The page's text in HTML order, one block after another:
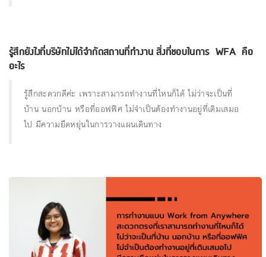
รู้สึกยังไงที่บริษัทไม่ได้จํากัดสถานที่ทํางาน สิ่งที่ชอบในการ WFA คือ
อะไร
รู้สึกสะดวกดีค่ะ เพราะสามารถทำงานที่ไหนก็ได้ ไม่ว่าจะเป็นที่
บ้าน นอกบ้าน หรือที่ออฟฟิศ ไม่จำเป็นต้องทำงานอยู่ที่เดิมเสมอ
ไป มีความยืดหยุ่นในการวางแผนเดินทาง